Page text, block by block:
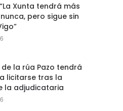
Xunta tendrá más
pero sigue sin
la rúa Pazo tendrá
licitarse tras la
la adjudicataria